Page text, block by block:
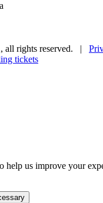
, all rights reserved. |
tickets
help us improve your